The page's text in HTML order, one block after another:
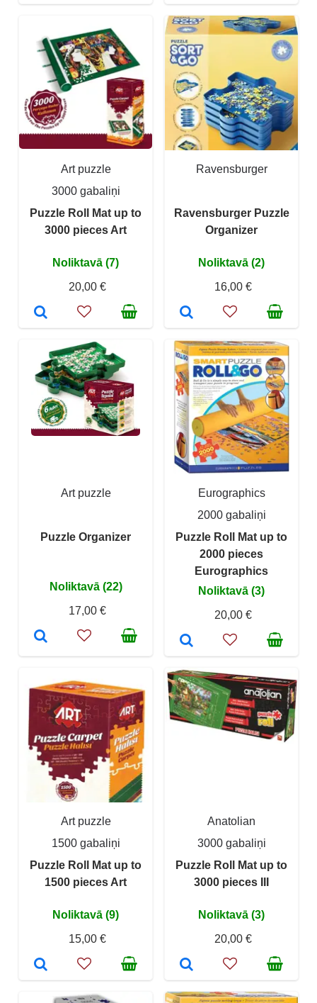
Art puzzle
3000 gabaliņi
Puzzle Roll Mat up to
3000 pieces Art
Noliktavā (7)
20,00 €
Ravensburger
Ravensburger Puzzle
Organizer
Noliktavā (2)
16,00 €
Art puzzle
Puzzle Organizer
Noliktavā (22)
17,00 €
Eurographics
2000 gabaliņi
Puzzle Roll Mat up to
2000 pieces
Eurographics
Noliktavā (3)
20,00 €
Art puzzle
1500 gabaliņi
Puzzle Roll Mat up to
1500 pieces Art
Noliktavā (9)
15,00 €
Anatolian
3000 gabaliņi
Puzzle Roll Mat up to
3000 pieces III
Noliktavā (3)
20,00 €